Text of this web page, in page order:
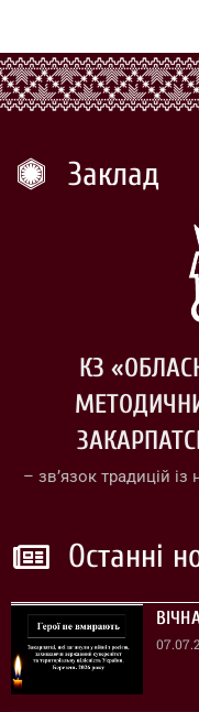
Заклад
КЗ
– зв’язок традицій
Останні